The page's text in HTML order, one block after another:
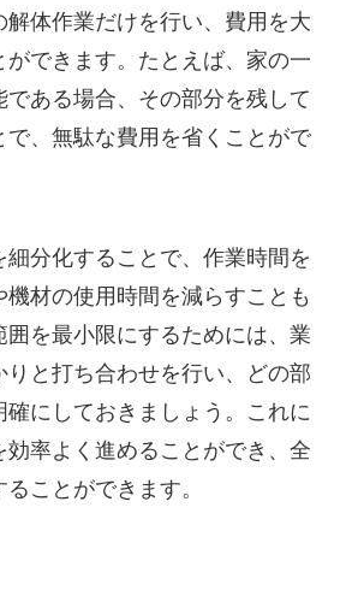
解体作業だけを行い、費用を大
ができます。たとえば、家の一
ある場合、その部分を残して
で、無駄な費用を省くことがで
細分化することで、作業時間を
材の使用時間を減らすことも
囲を最小限にするためには、業
りと打ち合わせを行い、どの部
にしておきましょう。これに
効率よく進めることができ、全
ことができます。